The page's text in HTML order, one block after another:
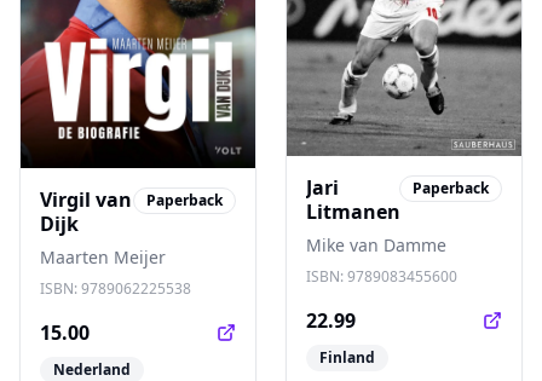
Virgil van
Dijk
Paperback
Maarten Meijer
ISBN:9789062225538
15.00
Nederland
Jari
Litmanen
Paperback
Mike van Damme
ISBN:9789083455600
22.99
Finland